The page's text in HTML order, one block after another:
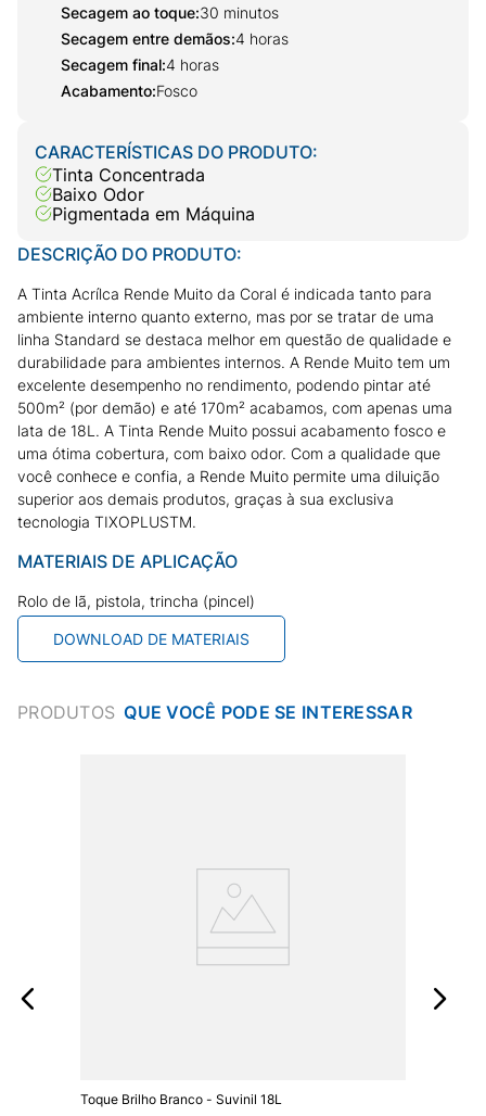
Secagem ao toque:30 minutos
Secagem entre demãos:4 horas
Secagem final:4 horas
Acabamento:Fosco
CARACTERÍSTICAS DO PRODUTO:
Tinta Concentrada
Baixo Odor
Pigmentada em Máquina
DESCRIÇÃO DO PRODUTO:
A Tinta Acrílca Rende Muito da Coral é indicada tanto para
ambiente interno quanto externo, mas por se tratar de uma
linha Standard se destaca melhor em questão de qualidade e
durabilidade para ambientes internos. A Rende Muito tem um
excelente desempenho no rendimento, podendo pintar até
500m² (por demão) e até 170m² acabamos, com apenas uma
lata de 18L. A Tinta Rende Muito possui acabamento fosco e
uma ótima cobertura, com baixo odor. Com a qualidade que
você conhece e confia, a Rende Muito permite uma diluição
superior aos demais produtos, graças à sua exclusiva
tecnologia TIXOPLUSTM.
MATERIAIS DE APLICAÇÃO
Rolo de lã, pistola, trincha (pincel)
DOWNLOAD DE MATERIAIS
PRODUTOS
Toque Brilho Branco - Suvinil 18L